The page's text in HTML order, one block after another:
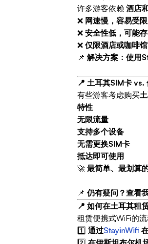
许多游客依赖 酒店
❌ 网速慢，容易受限
❌ 安全性低，可能
❌ 仅限酒店或咖啡
📌 解决方案：使用
📍 土耳其SIM卡
有些游客考虑购买
特性
无限流量
支持多个设备
无需更换SIM卡
抵达即可使用
🚀 最简单、最划算
📌 仍有疑问？查看
📍 如何在土耳其租
租赁便携式WiFi的
1️⃣ 通过StayinWifi